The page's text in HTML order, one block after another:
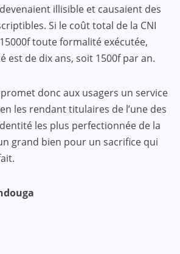
illisible et causaient des
Si le coût total de la CNI
toute formalité exécutée,
est de dix ans, soit 1500f par an.
promet donc aux usagers un service
les rendant titulaires de l’une des
les plus perfectionnée de la
grand bien pour un sacrifice qui